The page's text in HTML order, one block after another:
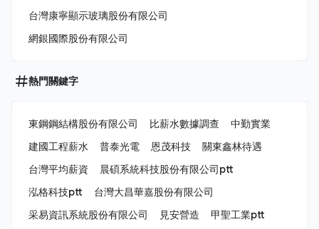
台灣康寧顯示玻璃股份有限公司
網銀國際股份有限公司
熱門關鍵字
東鋼鋼結構股份有限公司 比薪水數據調查
中勤實業
建國工程薪水
普泰光電 恩茂科技
關東鑫林待遇
台灣平均薪資
晨碩系統科技股份有限公司ptt
泓格科技ptt
台灣大昌華嘉股份有限公司
采易資訊系統股份有限公司
見安營造
甲聖工業ptt